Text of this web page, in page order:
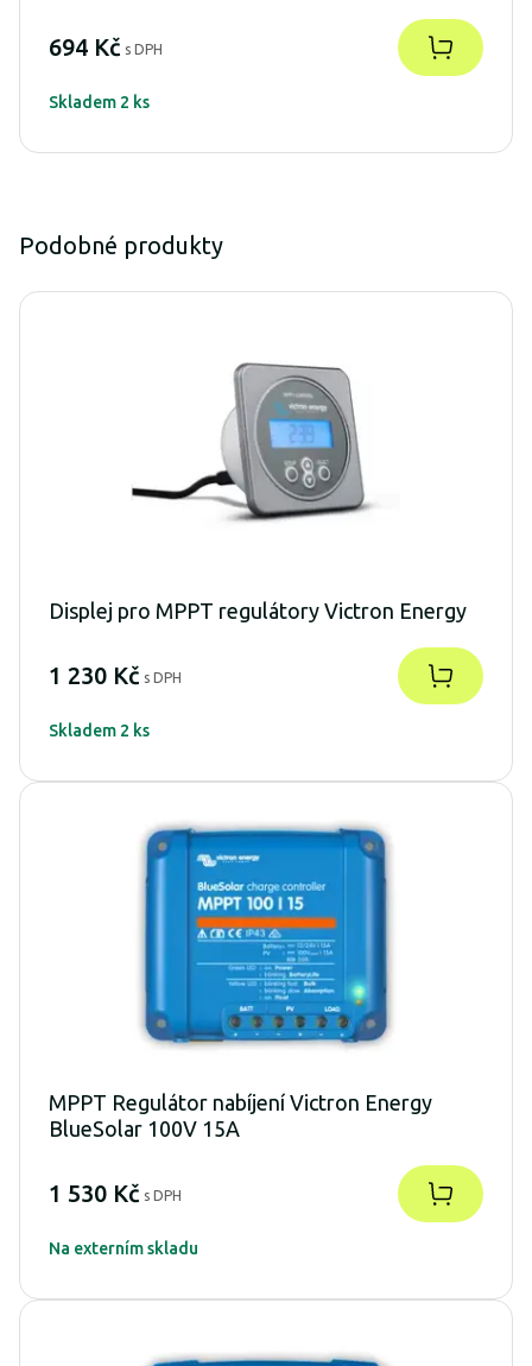
694 Kč s DPH
Skladem 2 ks
Podobné produkty
Displej pro MPPT regulátory Victron Energy
1 230 Kč s DPH
Skladem 2 ks
MPPT Regulátor nabíjení Victron Energy
BlueSolar 100V 15A
1 530 Kč s DPH
Na externím skladu